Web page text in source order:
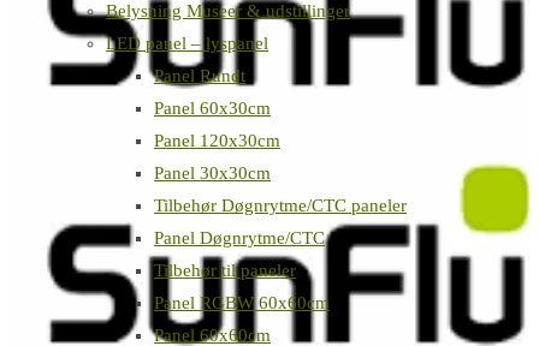
Belysning Museer & udstillinger
LED panel – lyspanel
Panel Rundt
Panel 60x30cm
Panel 120x30cm
Panel 30x30cm
Tilbehør Døgnrytme/CTC paneler
Panel Døgnrytme/CTC
Tilbehør til paneler
Panel RGBW 60x60cm
Panel 60x60cm